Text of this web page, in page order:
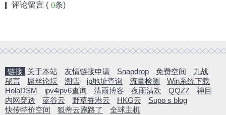
评论留言 ( 0条)
链接 关于本站 友情链接申请 Snapdrop 免费空间
九战
秘言
屌丝论坛 溯雪 ip地址查询 流量检测
Win系统下载
HolaDSM
ipv4ipv6查询 清雨博客 夜雨清欢 QQZZ
神目
内网穿透
蓝谷云 野草香港云 HKG云
Supo s blog
快传特价空间
狐蒂云跑路了
全球主机